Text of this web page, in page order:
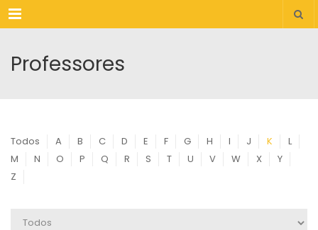
Menu
Professores
Todos A B C D E F G H I J K
L
M
N O P Q R S T U V W X
Y
Z